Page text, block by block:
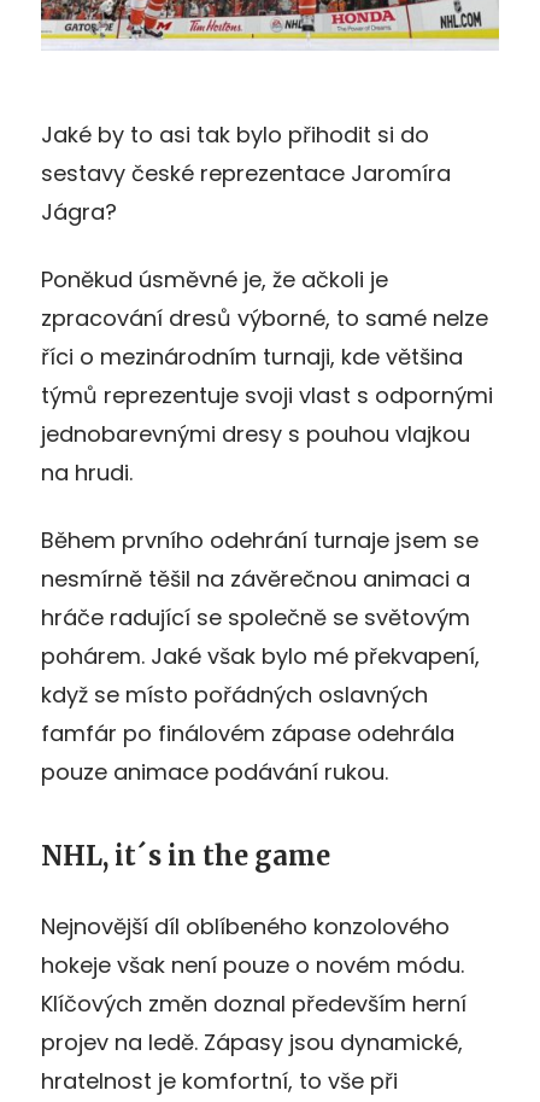
Jaké by to asi tak bylo přihodit si do
sestavy české reprezentace Jaromíra
Jágra?
Poněkud úsměvné je, že ačkoli je
zpracování dresů výborné, to samé nelze
říci o mezinárodním turnaji, kde většina
týmů reprezentuje svoji vlast s odpornými
jednobarevnými dresy s pouhou vlajkou
na hrudi.
Během prvního odehrání turnaje jsem se
nesmírně těšil na závěrečnou animaci a
hráče radující se společně se světovým
pohárem. Jaké však bylo mé překvapení,
když se místo pořádných oslavných
famfár po finálovém zápase odehrála
pouze animace podávání rukou.
NHL, it´s in the game
Nejnovější díl oblíbeného konzolového
hokeje však není pouze o novém módu.
Klíčových změn doznal především herní
projev na ledě. Zápasy jsou dynamické,
hratelnost je komfortní, to vše při